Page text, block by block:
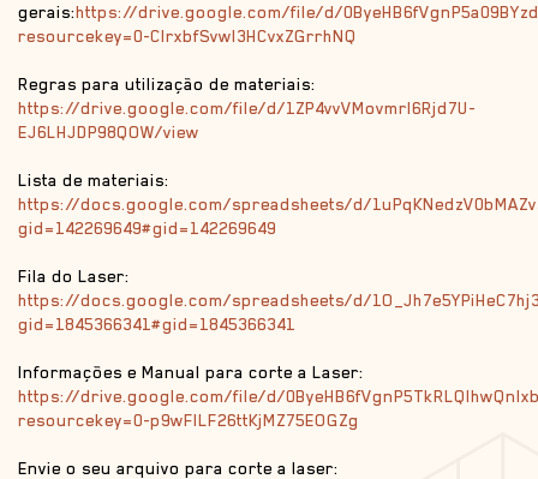
gerais:https://drive.google.com/file/d/
resourcekey=0-CIrxbfSvwl3HCvxZGrrhNQ
Regras para utilização de materiais:
https://drive.google.com/file/d/1ZP4vvVMovmrI6Rjd7U-
EJ6LHJDP98QOW/view
Lista de materiais:
https://docs.google.com/spreadsheets/d/
gid=142269649#gid=142269649
Fila do Laser:
https://docs.google.com/spreadsheets/d/
gid=1845366341#gid=1845366341
Informações e Manual para corte a Laser:
https://drive.google.com/file/d/
resourcekey=0-p9wFILF26ttKjMZ75EOGZg
Envie o seu arquivo para corte a laser: